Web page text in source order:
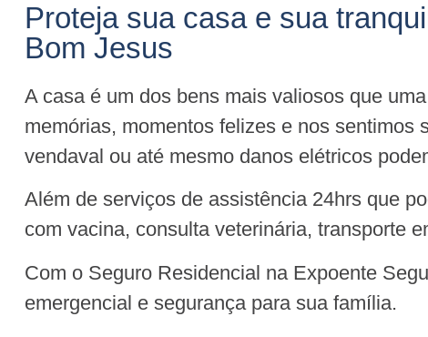
Proteja sua casa e sua
Bom Jesus
A casa é um dos bens mais valiosos que
memórias, momentos felizes e nos sentimos
vendaval ou até mesmo danos elétricos
Além de serviços de assistência 24hrs que
com vacina, consulta veterinária, transporte
Com o Seguro Residencial na Expoente
emergencial e segurança para sua família.